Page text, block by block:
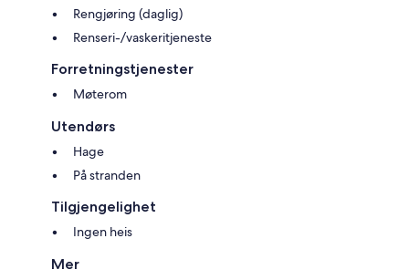
Rengjøring (daglig)
Renseri-/vaskeritjeneste
Forretningstjenester
Møterom
Utendørs
Hage
På stranden
Tilgjengelighet
Ingen heis
Mer